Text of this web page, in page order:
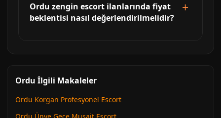
Ordu zengin escort ilanlarında fiyat
beklentisi nasıl değerlendirilmelidir?
Ordu İlgili Makaleler
Ordu Korgan Profesyonel Escort